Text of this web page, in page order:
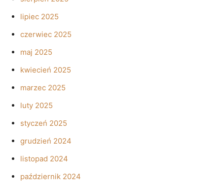
lipiec 2025
czerwiec 2025
maj 2025
kwiecień 2025
marzec 2025
luty 2025
styczeń 2025
grudzień 2024
listopad 2024
październik 2024